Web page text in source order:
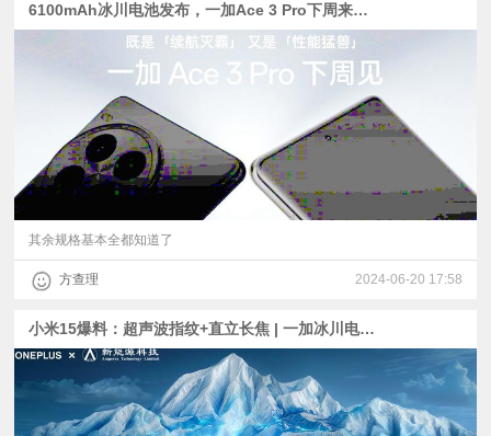
6100mAh冰川电池发布，一加Ace 3 Pro下周来：骁龙8 Gen 3+100W快充
其余规格基本全都知道了
方查理 2024-06-20 17:58
小米15爆料：超声波指纹+直立长焦 | 一加冰川电池官宣：6100mAh+100W快充？ | 直屏8G3的真我GT6开始预热